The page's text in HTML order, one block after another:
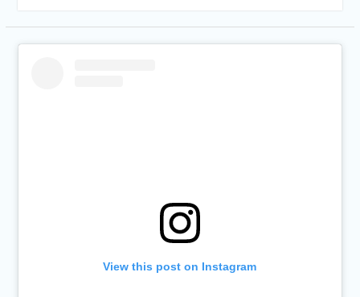
View this post on Instagram